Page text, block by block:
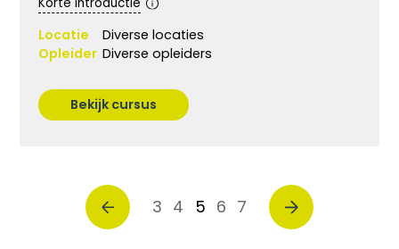
Locatie
Diverse locaties
Opleider Diverse opleiders
Bekijk cursus
3 4 5 6 7